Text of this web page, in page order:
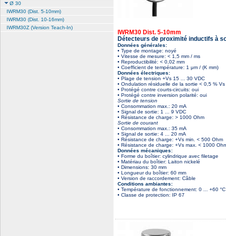
Ø 30
IWRM30 (Dist. 5-10mm)
IWRM30 (Dist. 10-16mm)
IWRM30Z (Version Teach-In)
IWRM30 Dist. 5-10mm
Détecteurs de proximité inductifs à
Données générales:
• Type de montage: noyé
• Vitesse de mesure: < 1,5 mm / ms
• Reproductibilité: < 0,02 mm
• Coefficient de température: 1 μm / (K mm)
Données électriques:
• Plage de tension +Vs 15 ... 30 VDC
• Ondulation résiduelle de la sortie < 0,5 % Vs
• Protégé contre courts-circuits: oui
• Protégé contre inversion polarité: oui
Sortie de tension
• Consommation max.: 20 mA
• Signal de sortie: 1 ... 9 VDC
• Résistance de charge: > 1000 Ohm
Sortie de courant
• Consommation max.: 35 mA
• Signal de sortie: 4 ... 20 mA
• Résistance de charge: +Vs min. < 500 Ohm
• Résistance de charge: +Vs max. < 1000
Données mécaniques:
• Forme du boîtier: cylindrique avec filetage
• Matériau du boîtier: Laiton nickelé
• Dimensions: 30 mm
• Longueur du boîtier: 60 mm
• Version de raccordement: Câble
Conditions ambiantes:
• Température de fonctionnement: 0 ... +60 °C
• Classe de protection: IP 67